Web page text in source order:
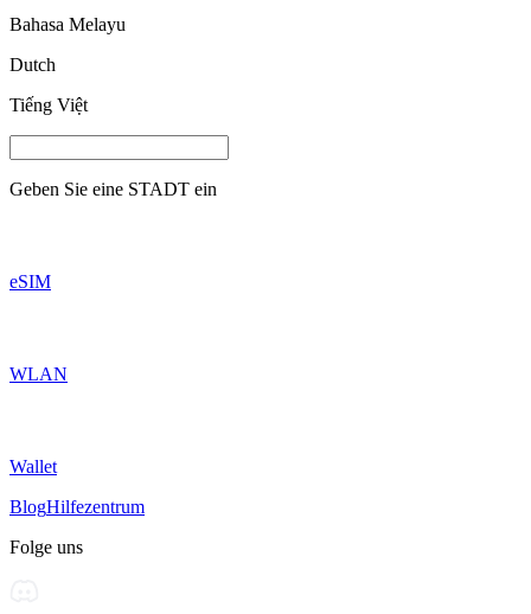
Bahasa Melayu
Dutch
Tiếng Việt
Geben Sie eine STADT ein
eSIM
WLAN
Wallet
BlogHilfezentrum
Folge uns